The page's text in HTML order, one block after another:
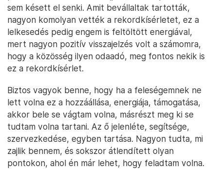
sem késett el senki. Amit bevállaltak tartották,
nagyon komolyan vették a rekordkísérletet, ez a
lelkesedés pedig engem is feltöltött energiával,
mert nagyon pozitív visszajelzés volt a számomra,
hogy a közösség ilyen odaadó, meg fontos nekik is
ez a rekordkísérlet.
Biztos vagyok benne, hogy ha a feleségemnek ne
lett volna ez a hozzáállása, energiája, támogatása,
akkor bele se vágtam volna, másrészt meg ki se
tudtam volna tartani. Az ő jelenléte, segítsége,
szervezkedése, egyben tartása. Nagyon tudta, mi
zajlik bennem, és sokszor átlendített olyan
pontokon, ahol én már lehet, hogy feladtam volna.